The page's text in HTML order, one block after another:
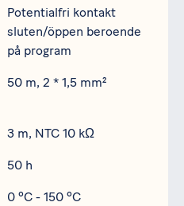
Potentialfri kontakt
sluten/öppen beroende
på program
50 m, 2 * 1,5 mm²
3 m, NTC 10 kΩ
50 h
0 ºC - 150 ºC